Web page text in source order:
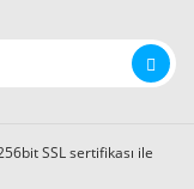
SSL sertifikası ile